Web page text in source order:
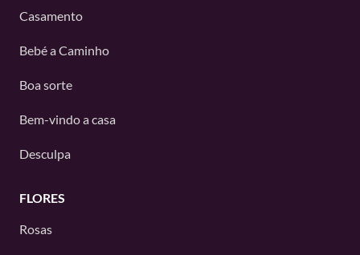
Casamento
Bebé a Caminho
Boa sorte
Bem-vindo a casa
Desculpa
FLORES
Rosas